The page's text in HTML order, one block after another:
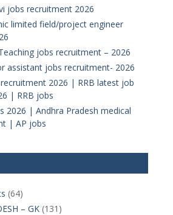
jobs recruitment 2026
limited field/project engineer
jobs recruitment – 2026
assistant jobs recruitment- 2026
2026 | RRB latest job
| RRB jobs
2026 | Andhra Pradesh medical
| AP jobs
(64)
– GK(131)